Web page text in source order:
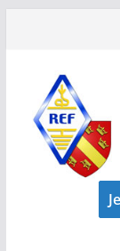
contenu